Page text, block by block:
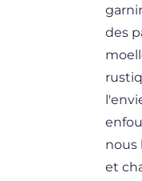
des
nous
et